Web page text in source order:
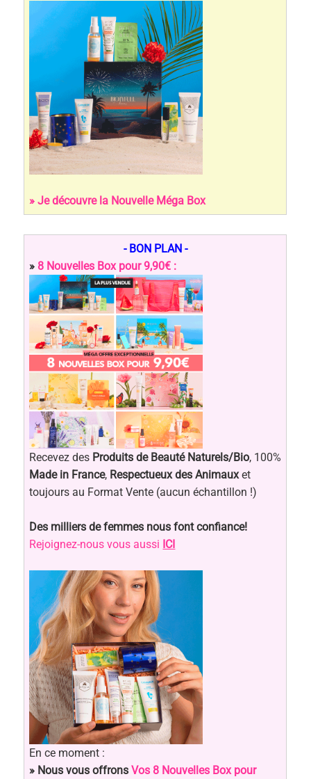
» Je découvre la Nouvelle Méga Box
- BON PLAN -
» 8 Nouvelles Box pour 9,90€ :
Recevez des Produits de Beauté Naturels/Bio, 100%
Made in France, Respectueux des Animauxet
toujours au Format Vente (aucun échantillon !)
Des milliers de femmes nous font confiance!
Rejoignez-nous vous aussi ICI
En ce moment :
» Nous vous offronsVos 8 Nouvelles Box pour